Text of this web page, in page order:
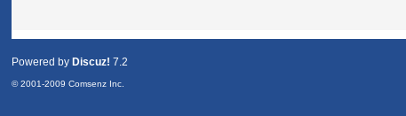
Powered by Discuz! 7.2
© 2001-2009Comsenz Inc.